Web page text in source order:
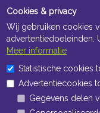
Connect Modular Wall
Connect One Profiel
Connect Shadow-line
Cookies & privacy
Wij gebruiken cookies
advertentiedoeleinden.
Meer informatie
Statistische cookies
Advertentiecookies
Gegevens delen